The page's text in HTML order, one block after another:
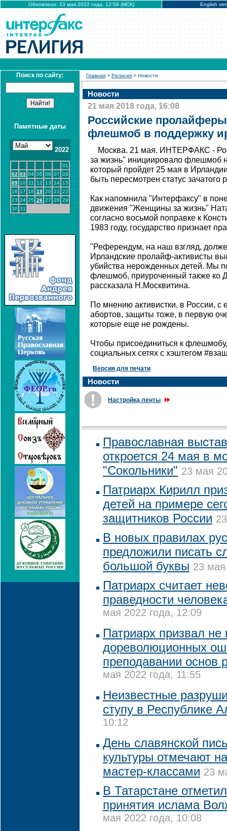
Обновлено: 23 мая 2022 года, 12:58 (МСК) English
Поиск по сайту:
Памятные даты
2022
01
02 03 04 05 06 07 08
09 10 11 12 13 14 15
16 17 18 19 20 21
22
23 24 25 26 27 28 29
30 31
Главная > Религия > Новости
Новости
21 мая 2018 года, 16:08
Российские
флешмоб в поддержку
Москва. 21 мая. ИНТЕРФАКС -
за жизнь" инициировало флешмоб
который пройдет 25 мая в
быть пересмотрен статус зачатого
Как напомнила "Интерфаксу" в
движения "Женщины за жизнь"
согласно восьмой поправке к
1983 году, государство признает
"Референдум, на наш взгляд,
Ирландские пролайф-активисты
убийства нерожденных детей. Мы
флешмоб, приуроченный также ко
рассказала Н.Москвитина.
По мнению активистки, в России, с
абортов, защиты тоже, в первую
которые еще не рождены.
Чтобы присоединиться к флешмобу,
социальных сетях с хэштегом
Версия для печати
Новости
Настройка ленты
Православная
откроется 24 мая в
"Сокольники" 23 мая
Патриарх Кирилл
детей на примере
защитников России
В новых правилах
предложили писать
большой буквы 23 мая
Патриарх считает
праведности
мая 2022 года, 12:09
Патриарх призвал не
дореволюционных
преподавании основ
мая 2022 года, 11:55
Неизвестные
ступу в Республике
10:12
День славянской
культуры отмечают
мастер-классами 23
В Татарстане
принятия ислама
мая 2022 года, 10:08